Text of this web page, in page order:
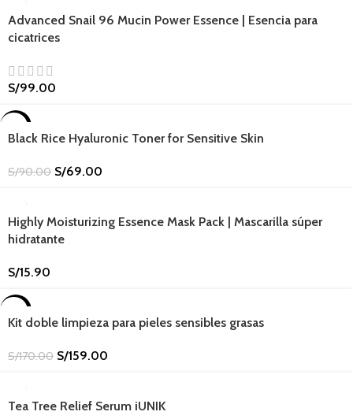
Advanced Snail 96 Mucin Power Essence | Esencia para
cicatrices
S/99.00
Black Rice Hyaluronic Toner for Sensitive Skin
S/90.00 S/69.00
Highly Moisturizing Essence Mask Pack | Mascarilla súper
hidratante
S/15.90
Kit doble limpieza para pieles sensibles grasas
S/170.00 S/159.00
Tea Tree Relief Serum iUNIK